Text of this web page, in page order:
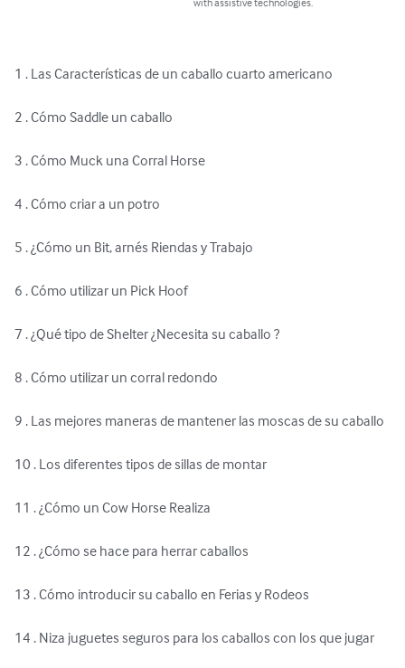
1 . Las Características de un caballo cuarto americano
2 . Cómo Saddle un caballo
3 . Cómo Muck una Corral Horse
4 . Cómo criar a un potro
5 . ¿Cómo un Bit, arnés Riendas y Trabajo
6 . Cómo utilizar un Pick Hoof
7 . ¿Qué tipo de Shelter ¿Necesita su caballo ?
8 . Cómo utilizar un corral redondo
9 . Las mejores maneras de mantener las moscas de su caballo
10 . Los diferentes tipos de sillas de montar
11 . ¿Cómo un Cow Horse Realiza
12 . ¿Cómo se hace para herrar caballos
13 . Cómo introducir su caballo en Ferias y Rodeos
14 . Niza juguetes seguros para los caballos con los que jugar